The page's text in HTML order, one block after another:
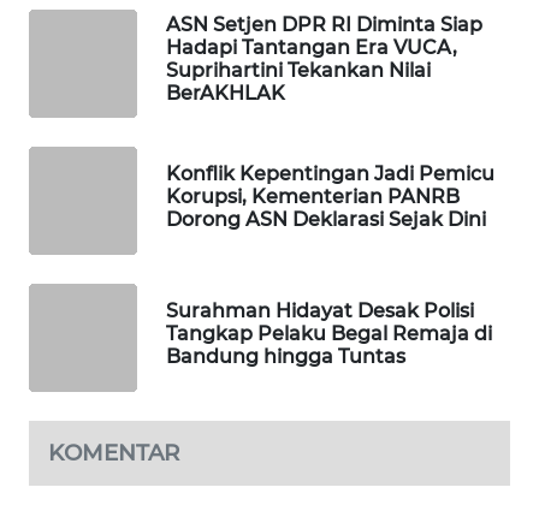
ASN Setjen DPR RI Diminta Siap
Hadapi Tantangan Era VUCA,
Suprihartini Tekankan Nilai
BerAKHLAK
Konflik Kepentingan Jadi Pemicu
Korupsi, Kementerian PANRB
Dorong ASN Deklarasi Sejak Dini
Surahman Hidayat Desak Polisi
Tangkap Pelaku Begal Remaja di
Bandung hingga Tuntas
KOMENTAR
WAHANA
WISATA
LAPAK